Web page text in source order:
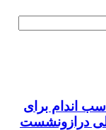
اندام برای
درازونشست